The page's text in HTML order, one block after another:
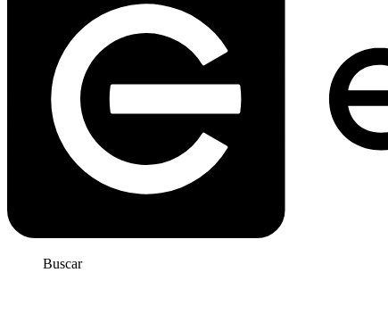
Buscar